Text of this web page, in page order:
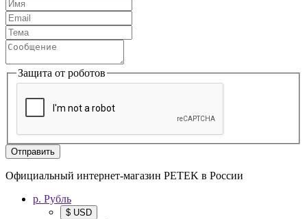
Защита от роботов
Отправить
Официальный интернет-магазин PETEK в России
р. Рубль
$ USD